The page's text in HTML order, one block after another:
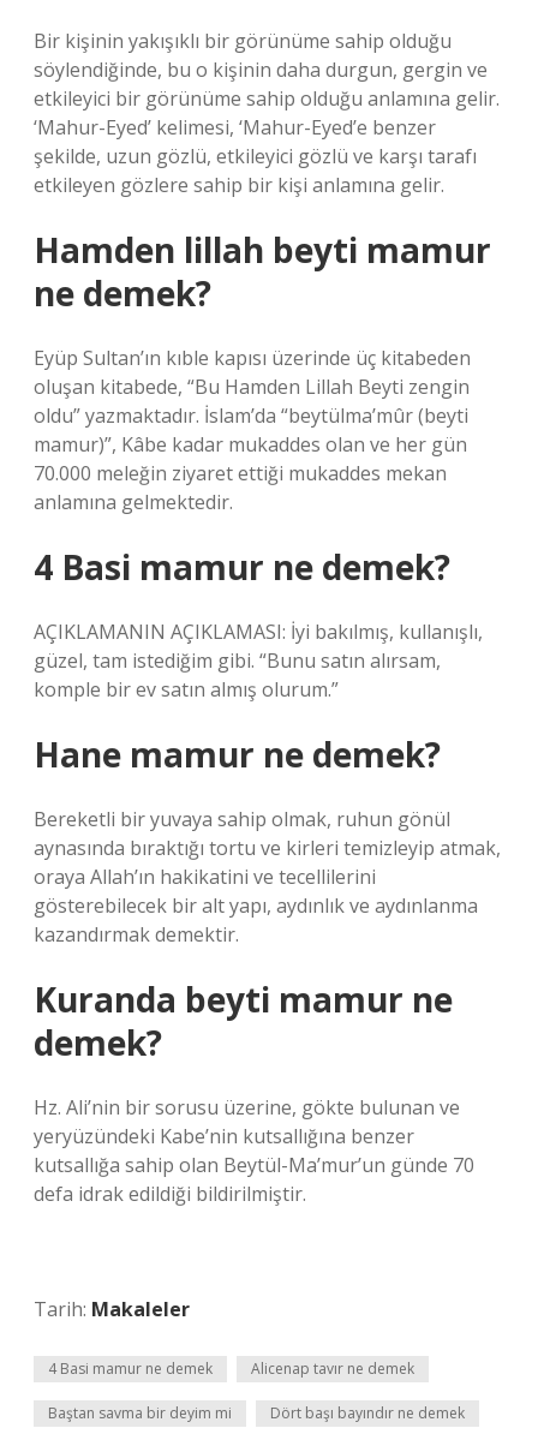
Bir kişinin yakışıklı bir görünüme sahip olduğu
söylendiğinde, bu o kişinin daha durgun, gergin ve
etkileyici bir görünüme sahip olduğu anlamına gelir.
‘Mahur-Eyed’ kelimesi, ‘Mahur-Eyed’e benzer
şekilde, uzun gözlü, etkileyici gözlü ve karşı tarafı
etkileyen gözlere sahip bir kişi anlamına gelir.
Hamden lillah beyti mamur
ne demek?
Eyüp Sultan’ın kıble kapısı üzerinde üç kitabeden
oluşan kitabede, “Bu Hamden Lillah Beyti zengin
oldu” yazmaktadır. İslam’da “beytülma’mûr (beyti
mamur)”, Kâbe kadar mukaddes olan ve her gün
70.000 meleğin ziyaret ettiği mukaddes mekan
anlamına gelmektedir.
4 Basi mamur ne demek?
AÇIKLAMANIN AÇIKLAMASI: İyi bakılmış, kullanışlı,
güzel, tam istediğim gibi. “Bunu satın alırsam,
komple bir ev satın almış olurum.”
Hane mamur ne demek?
Bereketli bir yuvaya sahip olmak, ruhun gönül
aynasında bıraktığı tortu ve kirleri temizleyip atmak,
oraya Allah’ın hakikatini ve tecellilerini
gösterebilecek bir alt yapı, aydınlık ve aydınlanma
kazandırmak demektir.
Kuranda beyti mamur ne
demek?
Hz. Ali’nin bir sorusu üzerine, gökte bulunan ve
yeryüzündeki Kabe’nin kutsallığına benzer
kutsallığa sahip olan Beytül-Ma’mur’un günde 70
defa idrak edildiği bildirilmiştir.
Tarih: Makaleler
4 Basi mamur ne demek Alicenap tavır ne demek
Baştan savma bir deyim mi Dört başı bayındır ne demek